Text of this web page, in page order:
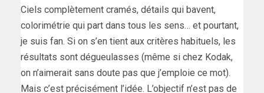
Ciels complètement cramés, détails qui bavent,
colorimétrie qui part dans tous les sens… et pourtant,
je suis fan. Si on s’en tient aux critères habituels, les
résultats sont dégueulasses (même si chez Kodak,
on n’aimerait sans doute pas que j’emploie ce mot).
Mais c’est précisément l’idée. L’objectif n’est pas de